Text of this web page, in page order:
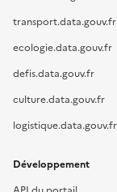
transport.data.gouv.fr
ecologie.data.gouv.fr
defis.data.gouv.fr
culture.data.gouv.fr
logistique.data.gouv.fr
Développement